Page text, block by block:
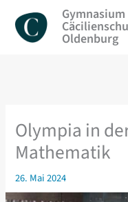
Inhalt
springen
Gymnasium
Oldenburg
Olympia in
Mathematik
26. Mai 2024